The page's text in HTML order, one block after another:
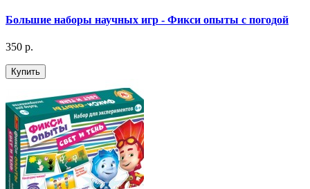
Большие наборы научных игр - Фикси опыты с погодой
350 р.
Купить